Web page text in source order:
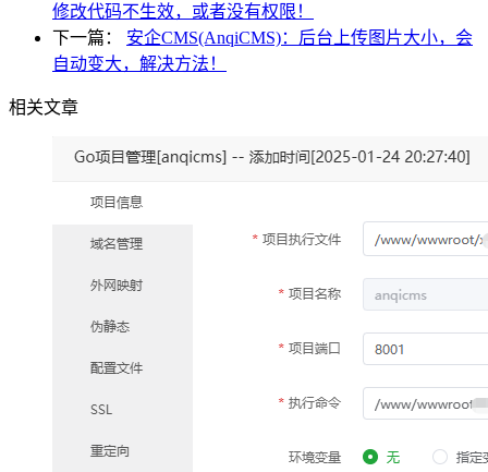
修改代码不生效，或者没有权限！
下一篇： 安企CMS(AnqiCMS)：后台上传图片大小，会
自动变大，解决方法！
相关文章